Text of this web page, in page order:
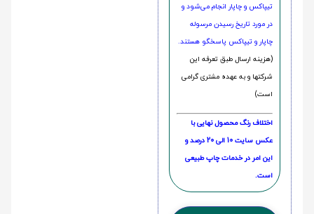
تیپاکس و چاپار انجام می‌شود و
در مورد تاریخ رسیدن مرسوله
چاپار و تیپاکس پاسخگو هستند.
(هزینه ارسال طبق تعرفه این
شرکتها و به عهده مشتری گرامی
است)
اختلاف رنگ محصول نهایی با
عکس سایت 10 الی 20 درصد و
این امر در خدمات چاپ طبیعی
است.